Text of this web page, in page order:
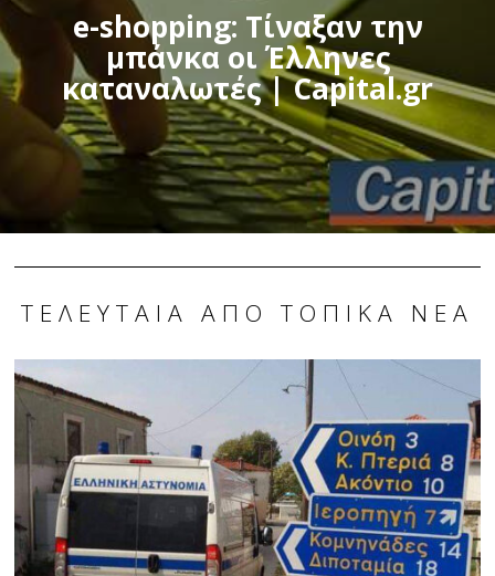
e-shopping: Τίναξαν την
μπάνκα οι Έλληνες
καταναλωτές | Capital.gr
ΤΕΛΕΥΤΑΊΑ ΑΠΌ ΤΟΠΙΚΆ ΝΈΑ